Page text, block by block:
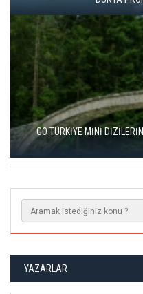
GO TÜRKİYE MİNİ
YAZARLAR